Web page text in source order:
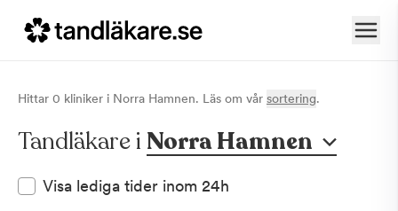
Hittar 0 kliniker i Norra Hamnen. Läs om vår sortering.
Tandläkare i Norra Hamnen
Visa lediga tider inom 24h